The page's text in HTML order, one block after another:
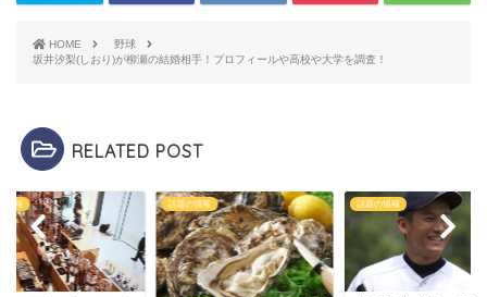
HOME
野球
坂井汐梨(しおり)が柳瀬の結婚相手！プロフィールや高校や大学を調査！
RELATED POST
情報 話題の情報 話題の情報